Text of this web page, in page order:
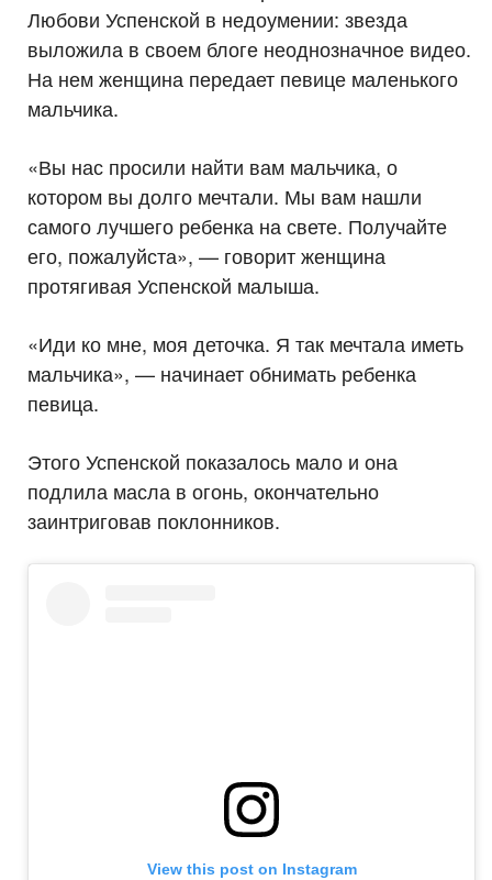
Любови Успенской в недоумении: звезда
выложила в своем блоге неоднозначное видео.
На нем женщина передает певице маленького
мальчика.
«Вы нас просили найти вам мальчика, о
котором вы долго мечтали. Мы вам нашли
самого лучшего ребенка на свете. Получайте
его, пожалуйста», — говорит женщина
протягивая Успенской малыша.
«Иди ко мне, моя деточка. Я так мечтала иметь
мальчика», — начинает обнимать ребенка
певица.
Этого Успенской показалось мало и она
подлила масла в огонь, окончательно
заинтриговав поклонников.
View this post on Instagram